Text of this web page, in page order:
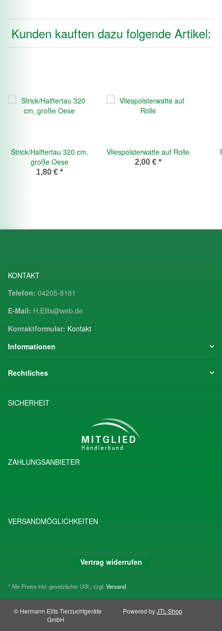
Kunden kauften dazu folgende Artikel:
Strick/Halftertau 320 cm,
große Oese
1,80 € *
Vliespolsterwatte auf Rolle
2,00 € *
KONTAKT
Telefon: 04205-8181
E-Mail: H.Eilts@web.de
Kontaktformular: Kontakt
Informationen
Rechtliches
SICHERHEIT
ZAHLUNGSANBIETER
VERSANDMÖGLICHKEITEN
Vertrag widerrufen
* Alle Preise inkl. gesetzlicher USt., zzgl. Versand
© Hermann Eilts Tierzuchtgeräte
GmbH
Powered byJTL-Shop